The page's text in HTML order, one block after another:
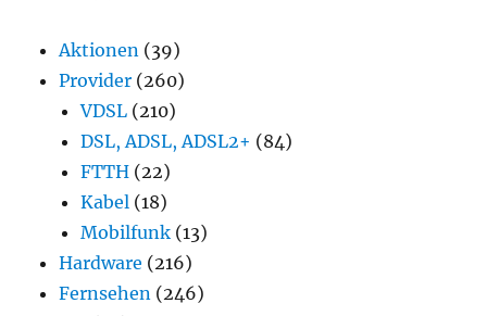
Aktionen (39)
Provider (260)
VDSL (210)
DSL, ADSL, ADSL2+ (84)
FTTH (22)
Kabel (18)
Mobilfunk (13)
Hardware (216)
Fernsehen (246)